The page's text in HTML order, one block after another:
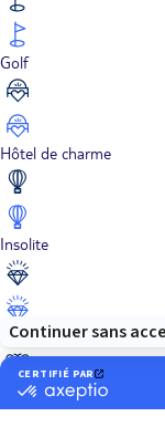
Golf
Hôtel de charme
Insolite
Luxe